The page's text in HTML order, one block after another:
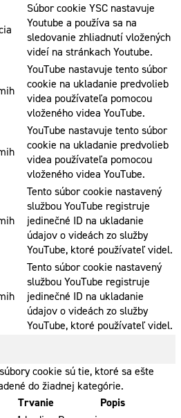
Súbor cookie YSC nastavuje
Youtube a používa sa na
sledovanie zhliadnutí vložených
videí na stránkach Youtube.
YouTube nastavuje tento súbor
cookie na ukladanie predvolieb
videa používateľa pomocou
vloženého videa YouTube.
YouTube nastavuje tento súbor
cookie na ukladanie predvolieb
videa používateľa pomocou
vloženého videa YouTube.
Tento súbor cookie nastavený
službou YouTube registruje
jedinečné ID na ukladanie
údajov o videách zo služby
YouTube, ktoré používateľ videl.
Tento súbor cookie nastavený
službou YouTube registruje
jedinečné ID na ukladanie
údajov o videách zo služby
YouTube, ktoré používateľ videl.
cookie sú tie, ktoré sa ešte
do žiadnej kategórie.
Trvanie
Popis